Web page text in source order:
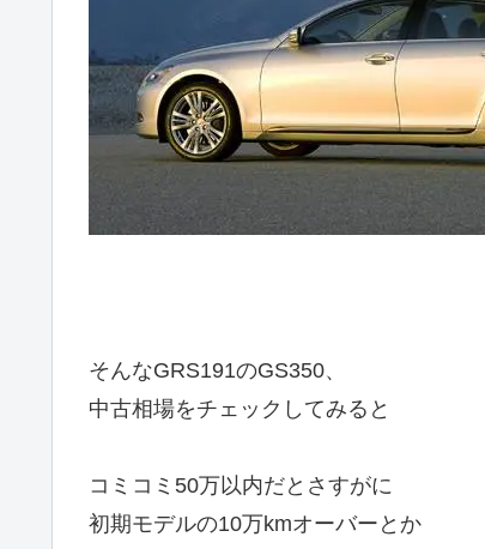
そんなGRS191のGS350、
中古相場をチェックしてみると
コミコミ50万以内だとさすがに
初期モデルの10万kmオーバーとか